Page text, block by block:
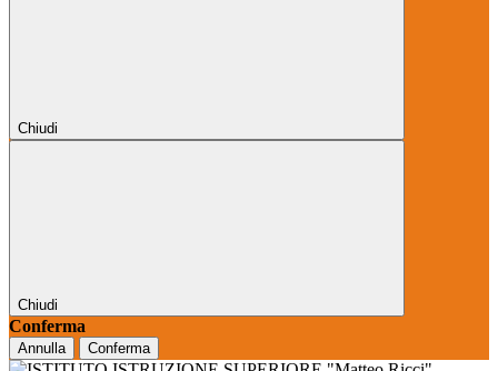
Chiudi
Chiudi
Conferma
Annulla Conferma